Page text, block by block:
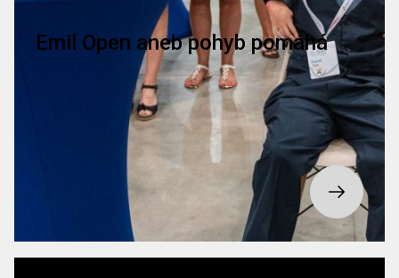
Emil Open aneb pohyb pomáhá